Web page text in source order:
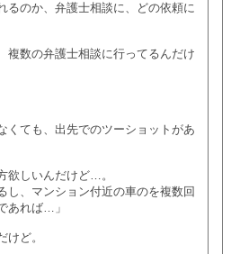
るのか、弁護士相談に、どの依頼に
複数の弁護士相談に行ってるんだけ
くても、出先でのツーショットがあ
欲しいんだけど…。
、マンション付近の車のを複数回
あれば…」
ど。